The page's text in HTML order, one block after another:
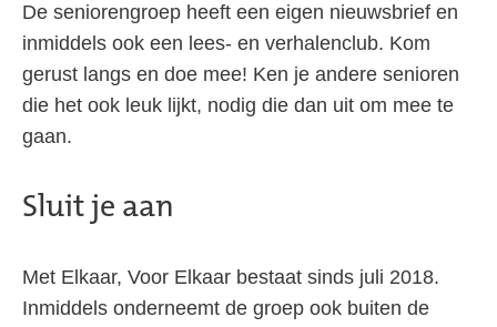
De seniorengroep heeft een eigen nieuwsbrief en
inmiddels ook een lees- en verhalenclub. Kom
gerust langs en doe mee! Ken je andere senioren
die het ook leuk lijkt, nodig die dan uit om mee te
gaan.
Sluit je aan
Met Elkaar, Voor Elkaar bestaat sinds juli 2018.
Inmiddels onderneemt de groep ook buiten de